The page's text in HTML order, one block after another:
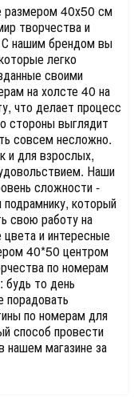
размером 40х50 см
творчества и
С нашим брендом вы
легко
своими
на холсте 40 на
что делает процесс
стороны выглядит
совсем несложно.
и для взрослых,
Наши
сложности -
который
свою работу на
и интересные
40*50 центром
по номерам
будь то день
порадовать
по номерам для
способ провести
магазине за